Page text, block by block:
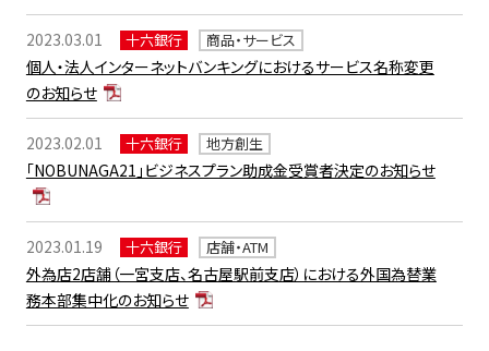
2023.03.01 十六銀行 商品・サービス
個人・法人インターネットバンキングにおけるサービス名称変更
のお知らせ
2023.02.01 十六銀行 地方創生
「NOBUNAGA21」ビジネスプラン助成金受賞者決定のお知らせ
2023.01.19 十六銀行 店舗・ATM
外為店2店舗（一宮支店、名古屋駅前支店）における外国為替業
務本部集中化のお知らせ